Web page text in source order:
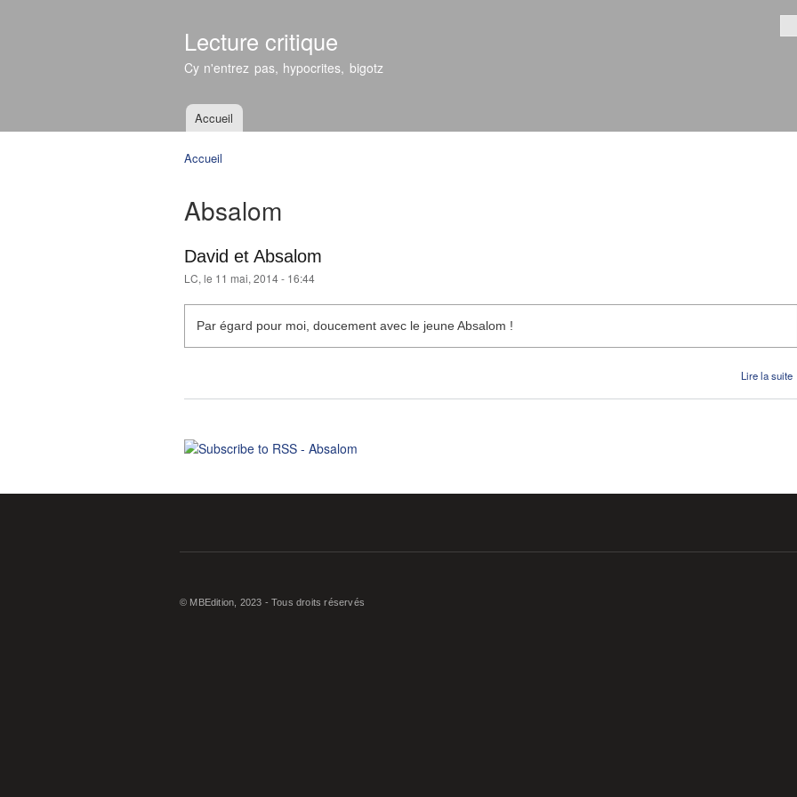
Lecture critique
Cy n'entrez pas, hypocrites, bigotz
Menu principal
Accueil
Accueil
Absalom
David et Absalom
LC, le 11 mai, 2014 - 16:44
Par égard pour moi, doucement avec le jeune Absalom !
Lire la suite
© MBEdition, 2023 - Tous droits réservés